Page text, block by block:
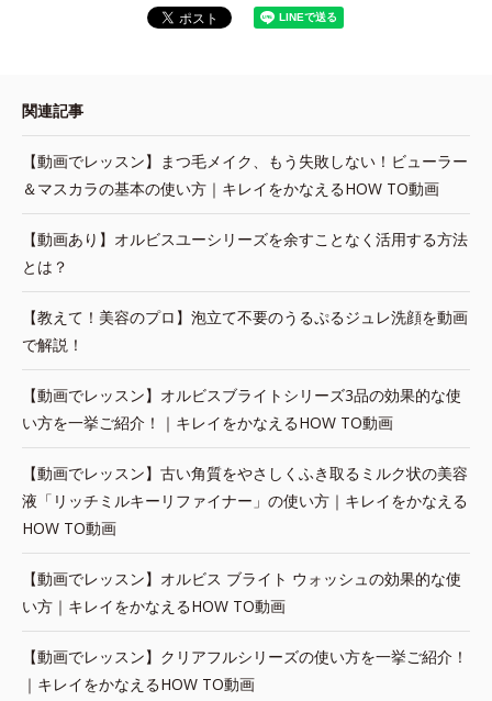
関連記事
【動画でレッスン】まつ毛メイク、もう失敗しない！ビューラー
＆マスカラの基本の使い方｜キレイをかなえるHOW TO動画
【動画あり】オルビスユーシリーズを余すことなく活用する方法
とは？
【教えて！美容のプロ】泡立て不要のうるぷるジュレ洗顔を動画
で解説！
【動画でレッスン】オルビスブライトシリーズ3品の効果的な使
い方を一挙ご紹介！｜キレイをかなえるHOW TO動画
【動画でレッスン】古い角質をやさしくふき取るミルク状の美容
液「リッチミルキーリファイナー」の使い方｜キレイをかなえる
HOW TO動画
【動画でレッスン】オルビス ブライト ウォッシュの効果的な使
い方｜キレイをかなえるHOW TO動画
【動画でレッスン】クリアフルシリーズの使い方を一挙ご紹介！
｜キレイをかなえるHOW TO動画